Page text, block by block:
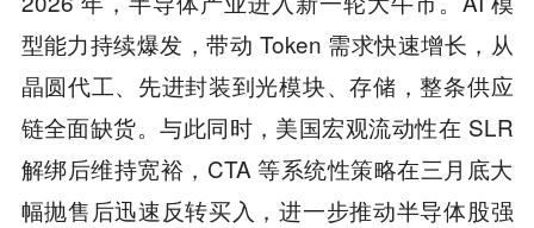
型能力持续爆发，带动 Token 需求快速增长，从
晶圆代工、先进封装到光模块、存储，整条供应
链全面缺货。与此同时，美国宏观流动性在 SLR
解绑后维持宽裕，CTA 等系统性策略在三月底大
幅抛售后迅速反转买入，进一步推动半导体股强